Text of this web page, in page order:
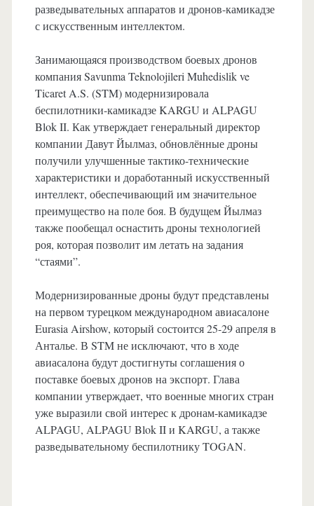
разведывательных аппаратов и дронов-камикадзе
с искусственным интеллектом.
Занимающаяся производством боевых дронов
компания Savunma Teknolojileri Muhedislik ve
Ticaret A.S. (STM) модернизировала
беспилотники-камикадзе KARGU и ALPAGU
Blok II. Как утверждает генеральный директор
компании Давут Йылмаз, обновлённые дроны
получили улучшенные тактико-технические
характеристики и доработанный искусственный
интеллект, обеспечивающий им значительное
преимущество на поле боя. В будущем Йылмаз
также пообещал оснастить дроны технологией
роя, которая позволит им летать на задания
“стаями”.
Модернизированные дроны будут представлены
на первом турецком международном авиасалоне
Eurasia Airshow, который состоится 25-29 апреля в
Анталье. В STM не исключают, что в ходе
авиасалона будут достигнуты соглашения о
поставке боевых дронов на экспорт. Глава
компании утверждает, что военные многих стран
уже выразили свой интерес к дронам-камикадзе
ALPAGU, ALPAGU Blok II и KARGU, а также
разведывательному беспилотнику TOGAN.